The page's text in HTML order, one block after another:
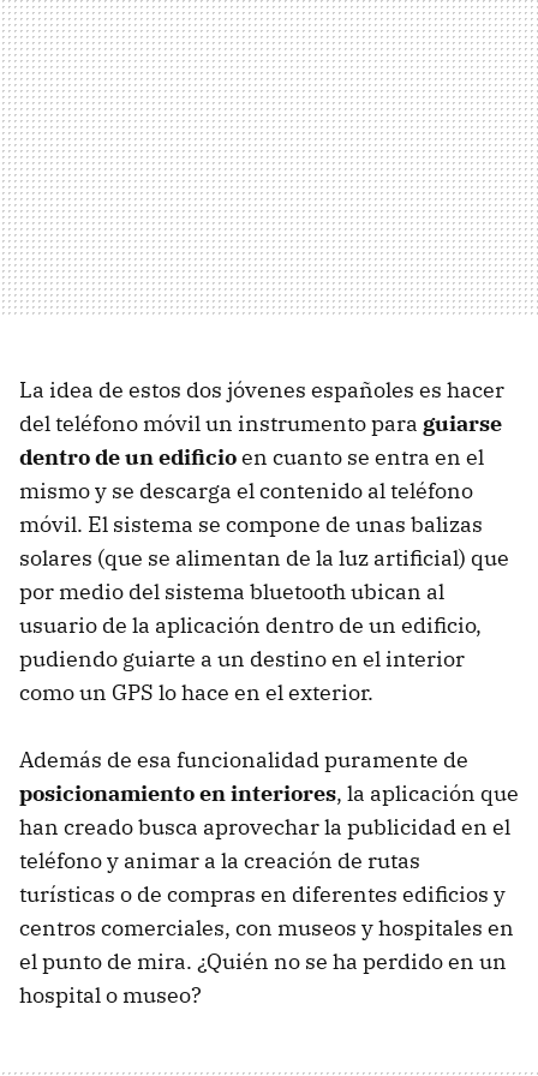
La idea de estos dos jóvenes españoles es hacer
del teléfono móvil un instrumento para guiarse
dentro de un edificioen cuanto se entra en el
mismo y se descarga el contenido al teléfono
móvil. El sistema se compone de unas balizas
solares (que se alimentan de la luz artificial) que
por medio del sistema bluetooth ubican al
usuario de la aplicación dentro de un edificio,
pudiendo guiarte a un destino en el interior
como un GPS lo hace en el exterior.
Además de esa funcionalidad puramente de
posicionamiento en interiores, la aplicación que
han creado busca aprovechar la publicidad en el
teléfono y animar a la creación de rutas
turísticas o de compras en diferentes edificios y
centros comerciales, con museos y hospitales en
el punto de mira. ¿Quién no se ha perdido en un
hospital o museo?